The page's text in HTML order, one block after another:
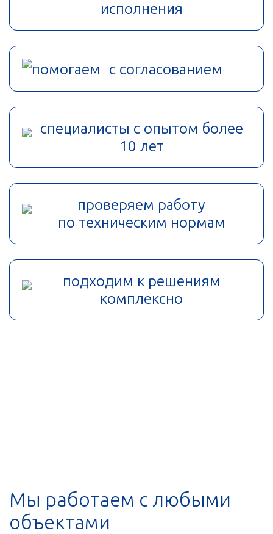
исполнения
помогаем с согласованием
специалисты с опытом более
10 лет
проверяем работу
по техническим нормам
подходим к решениям
комплексно
Мы работаем с любыми
объектами